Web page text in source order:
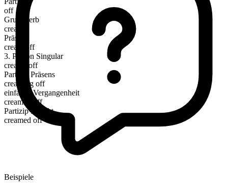
off
Grundverb
cream
Präsens
cream off
3. Person Singular
creams off
Partizip Präsens
creaming off
einfache Vergangenheit
creamed off
Partizip Perfekt
creamed off
Beispiele